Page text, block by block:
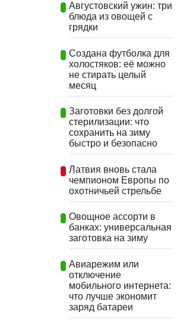
Августовский ужин: три
блюда из овощей с
грядки
Создана футболка для
холостяков: её можно
не стирать целый
месяц
Заготовки без долгой
стерилизации: что
сохранить на зиму
быстро и безопасно
Латвия вновь стала
чемпионом Европы по
охотничьей стрельбе
Овощное ассорти в
банках: универсальная
заготовка на зиму
Авиарежим или
отключение
мобильного интернета:
что лучше экономит
заряд батареи